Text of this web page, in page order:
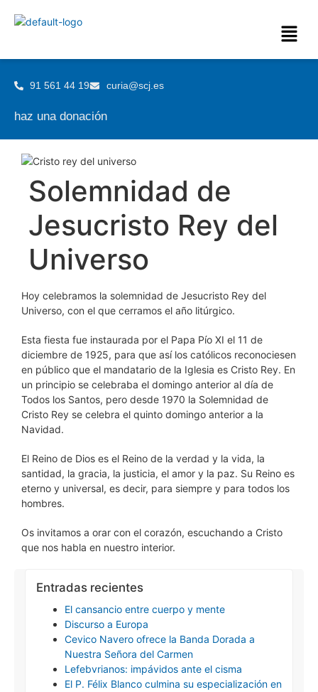
91 561 44 19 curia@scj.es
haz una donación
Solemnidad de
Jesucristo Rey del
Universo
Hoy celebramos la solemnidad de Jesucristo Rey del
Universo, con el que cerramos el año litúrgico.
Esta fiesta fue instaurada por el Papa Pío XI el 11 de
diciembre de 1925, para que así los católicos reconociesen
en público que el mandatario de la Iglesia es Cristo Rey. En
un principio se celebraba el domingo anterior al día de
Todos los Santos, pero desde 1970 la Solemnidad de
Cristo Rey se celebra el quinto domingo anterior a la
Navidad.
El Reino de Dios es el Reino de la verdad y la vida, la
santidad, la gracia, la justicia, el amor y la paz. Su Reino es
eterno y universal, es decir, para siempre y para todos los
hombres.
Os invitamos a orar con el corazón, escuchando a Cristo
que nos habla en nuestro interior.
Entradas recientes
El cansancio entre cuerpo y mente
Discurso a Europa
Cevico Navero ofrece la Banda Dorada a
Nuestra Señora del Carmen
Lefebvrianos: impávidos ante el cisma
El P. Félix Blanco culmina su especialización en